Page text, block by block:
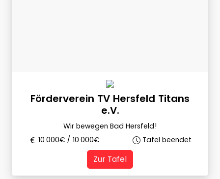
Förderverein TV Hersfeld Titans
e.V.
Wir bewegen Bad Hersfeld!
10.000€ / 10.000€ Tafel beendet
Zur Tafel